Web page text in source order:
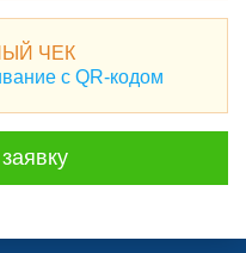
ЧЕК
с QR-кодом